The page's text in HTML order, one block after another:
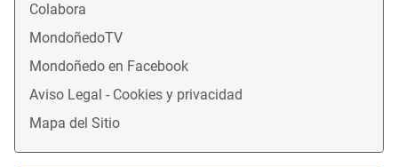
Colabora
MondoñedoTV
Mondoñedo en Facebook
Aviso Legal - Cookies y privacidad
Mapa del Sitio